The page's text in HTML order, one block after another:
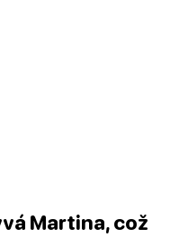
Martina, což